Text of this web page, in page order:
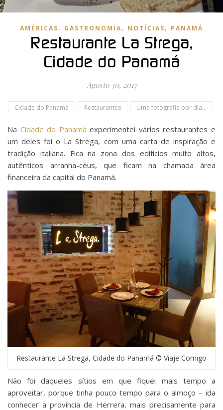
AMÉRICAS, GASTRONOMIA, NOTÍCIAS, PANAMÁ
Restaurante La Strega,
Cidade do Panamá
Agosto 30, 2017
Cidade do Panamá Restaurantes Uma fotografia por dia...
Na Cidade do Panamá experimentei vários restaurantes e
um deles foi o La Strega, com uma carta de inspiração e
tradição italiana. Fica na zona dos edifícios muito altos,
autênticos arranha-céus, que ficam na chamada área
financeira da capital do Panamá.
Restaurante La Strega, Cidade do Panamá © Viaje Comigo
Não foi daqueles sítios em que fiquei mais tempo a
aproveitar, porque tinha pouco tempo para o almoço – ida
conhecer a província de Herrera, mais precisamente para